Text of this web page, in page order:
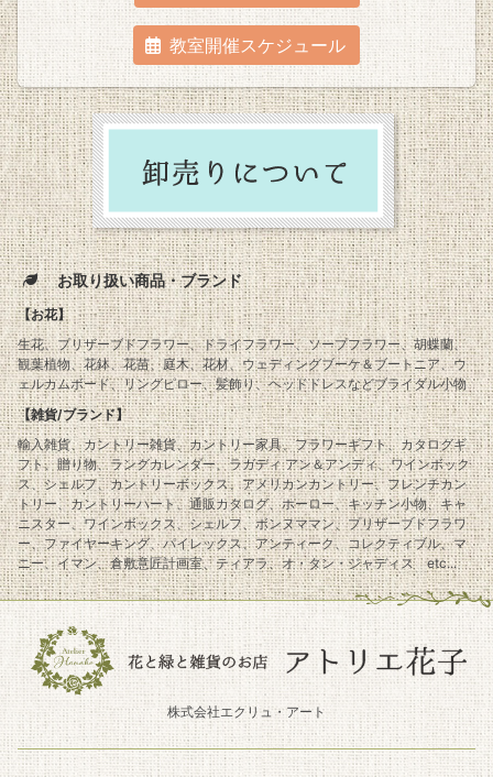
教室開催スケジュール
お取り扱い商品・ブランド
【お花】
生花、プリザーブドフラワー、ドライフラワー、ソープフラワー、胡蝶蘭、
観葉植物、花鉢、花苗、庭木、花材、ウェディングブーケ＆ブートニア、ウ
ェルカムボード、リングピロー、髪飾り、ヘッドドレスなどブライダル小物
【雑貨/ブランド】
輸入雑貨、カントリー雑貨、カントリー家具、フラワーギフト、カタログギ
フト、贈り物、ラングカレンダー、ラガディ アン＆アンディ、ワインボック
ス、シェルフ、カントリーボックス、アメリカンカントリー、フレンチカン
トリー、カントリーハート、通販カタログ、ホーロー、キッチン小物、キャ
ニスター、ワインボックス、シェルフ、ボンヌママン、プリザーブドフラワ
ー、ファイヤーキング、パイレックス、アンティーク、コレクティブル、マ
ニー、イマン、倉敷意匠計画室、ティアラ、オ・タン・ジャディス etc...
株式会社エクリュ・アート